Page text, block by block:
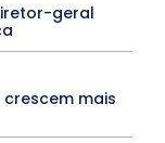
EDUCAÇÃO
ESTÁGIO
Goiás
INTERNACIONAL
geral
crescem mais